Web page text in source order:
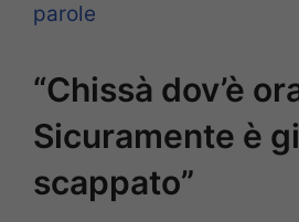
parole
“Chissà dov’è
Sicuramente è
scappato”